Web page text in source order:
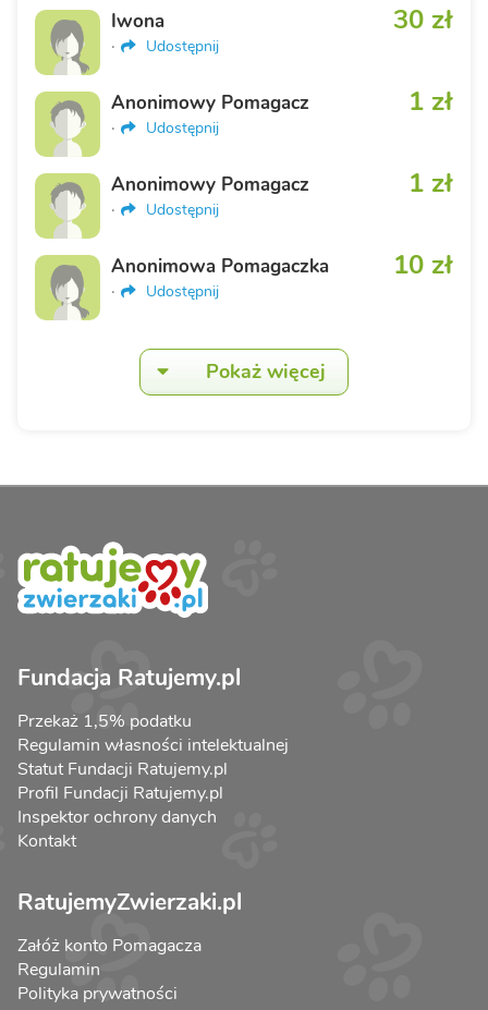
30 zł
Iwona
· Udostępnij
1 zł
Anonimowy Pomagacz
· Udostępnij
1 zł
Anonimowy Pomagacz
· Udostępnij
10 zł
Anonimowa Pomagaczka
· Udostępnij
Pokaż więcej
Fundacja Ratujemy.pl
Przekaż 1,5% podatku
Regulamin własności intelektualnej
Statut Fundacji Ratujemy.pl
Profil Fundacji Ratujemy.pl
Inspektor ochrony danych
Kontakt
RatujemyZwierzaki.pl
Załóż konto Pomagacza
Regulamin
Polityka prywatności